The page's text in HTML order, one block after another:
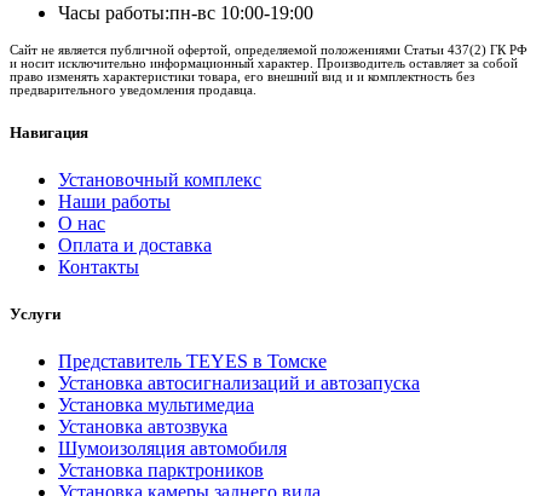
Часы работы:пн-вс 10:00-19:00
Сайт не является публичной офертой, определяемой положениями Статьи 437(2) ГК РФ
и носит исключительно информационный характер. Производитель оставляет за собой
право изменять характеристики товара, его внешний вид и и комплектность без
предварительного уведомления продавца.
Навигация
Установочный комплекс
Наши работы
О нас
Оплата и доставка
Контакты
Услуги
Представитель TEYES в Томске
Установка автосигнализаций и автозапуска
Установка мультимедиа
Установка автозвука
Шумоизоляция автомобиля
Установка парктроников